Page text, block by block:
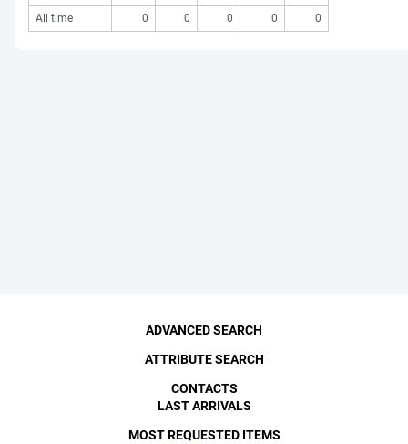
All time
0 0 0 0 0
ADVANCED SEARCH
ATTRIBUTE SEARCH
CONTACTS
LAST ARRIVALS
MOST REQUESTED ITEMS